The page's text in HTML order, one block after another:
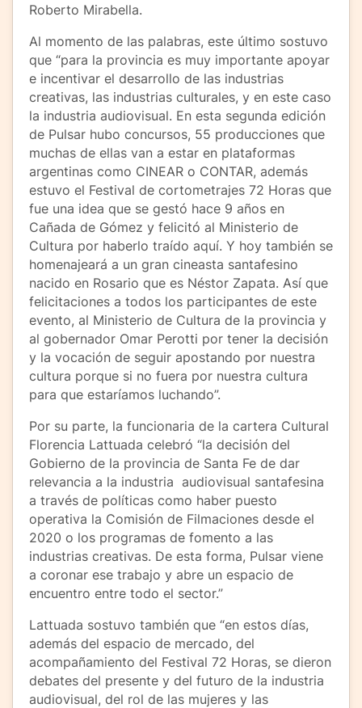
Roberto Mirabella.
Al momento de las palabras, este último sostuvo
que “para la provincia es muy importante apoyar
e incentivar el desarrollo de las industrias
creativas, las industrias culturales, y en este caso
la industria audiovisual. En esta segunda edición
de Pulsar hubo concursos, 55 producciones que
muchas de ellas van a estar en plataformas
argentinas como CINEAR o CONTAR, además
estuvo el Festival de cortometrajes 72 Horas que
fue una idea que se gestó hace 9 años en
Cañada de Gómez y felicitó al Ministerio de
Cultura por haberlo traído aquí. Y hoy también se
homenajeará a un gran cineasta santafesino
nacido en Rosario que es Néstor Zapata. Así que
felicitaciones a todos los participantes de este
evento, al Ministerio de Cultura de la provincia y
al gobernador Omar Perotti por tener la decisión
y la vocación de seguir apostando por nuestra
cultura porque si no fuera por nuestra cultura
para que estaríamos luchando”.
Por su parte, la funcionaria de la cartera Cultural
Florencia Lattuada celebró “la decisión del
Gobierno de la provincia de Santa Fe de dar
relevancia a la industria audiovisual santafesina
a través de políticas como haber puesto
operativa la Comisión de Filmaciones desde el
2020 o los programas de fomento a las
industrias creativas. De esta forma, Pulsar viene
a coronar ese trabajo y abre un espacio de
encuentro entre todo el sector.”
Lattuada sostuvo también que “en estos días,
además del espacio de mercado, del
acompañamiento del Festival 72 Horas, se dieron
debates del presente y del futuro de la industria
audiovisual, del rol de las mujeres y las